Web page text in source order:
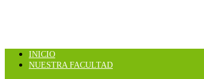
INICIO
NUESTRA FACULTAD